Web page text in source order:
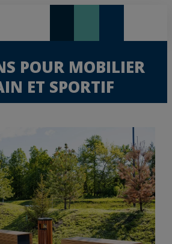
POUR MOBILIER
ET SPORTIF